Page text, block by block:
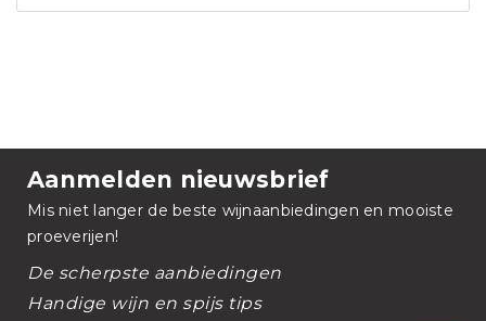
Aanmelden nieuwsbrief
Mis niet langer de beste wijnaanbiedingen en mooiste
proeverijen!
De scherpste aanbiedingen
Handige wijn en spijs tips